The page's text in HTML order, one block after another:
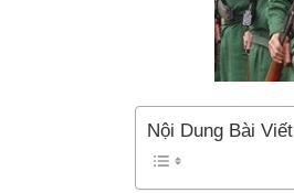
Nội Dung Bài Viết